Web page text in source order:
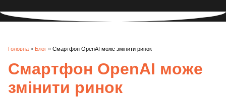
Головна » Блог » Смартфон OpenAI може змінити ринок
Смартфон OpenAI може
змінити ринок